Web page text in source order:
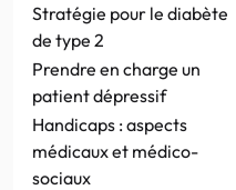
Stratégie pour le diabète
de type 2
Prendre en charge un
patient dépressif
Handicaps : aspects
médicaux et médico-
sociaux